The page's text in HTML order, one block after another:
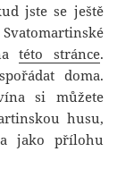
jste se ještě
této stránce.
doma.
si můžete
husu,
jako přílohu